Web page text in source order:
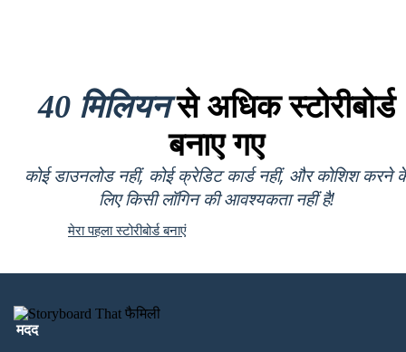
40 मिलियनसे अधिक स्टोरीबोर्ड
बनाए गए
कोई डाउनलोड नहीं, कोई क्रेडिट कार्ड नहीं, और कोशिश करने
लिए किसी लॉगिन की आवश्यकता नहीं है!
मेरा पहला स्टोरीबोर्ड बनाएं
मदद